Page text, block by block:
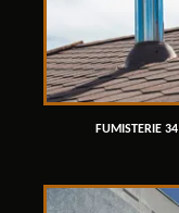
FUMISTERIE 34